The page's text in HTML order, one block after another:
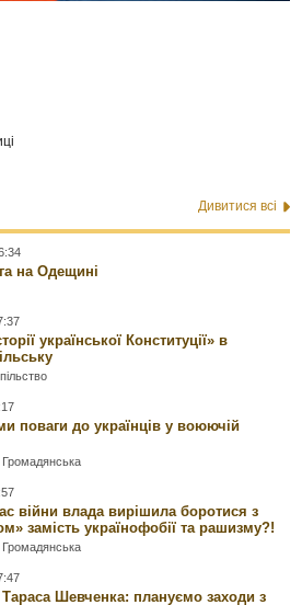
Дивитися всі
на Одещині
української Конституції» в
поваги до українців у воюючій
Громадянська
війни влада вирішила боротися з
замість українофобії та рашизму?!
Громадянська
Шевченка: плануємо заходи з